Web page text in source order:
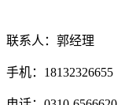
联系人：郭经理
手机：18132326655